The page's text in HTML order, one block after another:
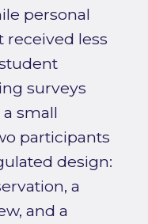
personal
received less
surveys
small
participants
design:
a
and a